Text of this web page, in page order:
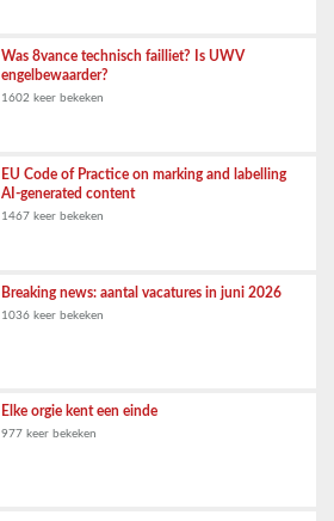
Was 8vance technisch failliet? Is UWV
engelbewaarder?
1602 keer bekeken
EU Code of Practice on marking and labelling
AI-generated content
1467 keer bekeken
Breaking news: aantal vacatures in juni 2026
1036 keer bekeken
Elke orgie kent een einde
977 keer bekeken